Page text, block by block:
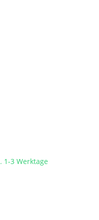
1-3 Werktage